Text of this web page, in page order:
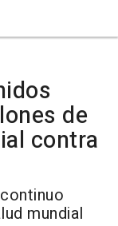
de
contra
mundial